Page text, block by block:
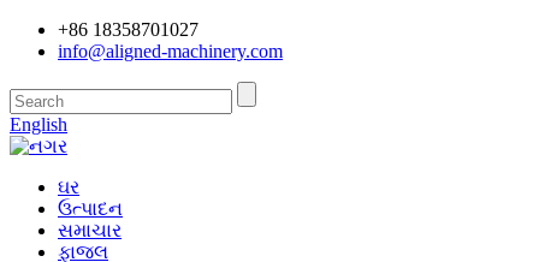
+86 18358701027
info@aligned-machinery.com
English
ઘર
ઉત્પાદન
સમાચાર
ફાજલ